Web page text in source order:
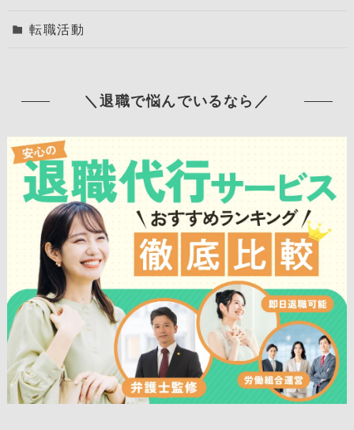
転職活動
＼退職で悩んでいるなら／